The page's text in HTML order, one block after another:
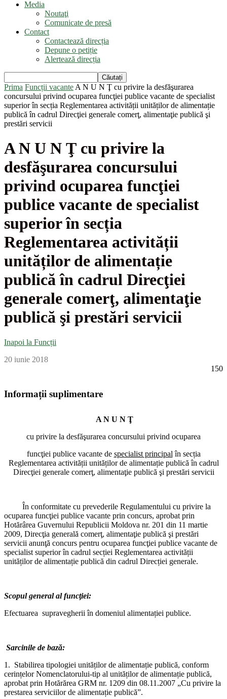
Media
Noutaţi
Comunicate de presă
Contact
Contactează direcția
Depune o petiție
Alertează direcția
Prima Funcții vacante A N U N Ţ cu privire la desfăşurarea
concursului privind ocuparea funcţiei publice vacante de specialist
superior în secția Reglementarea activității unităților de alimentație
publică în cadrul Direcţiei generale comerţ, alimentaţie publică şi
prestări servicii
A N U N Ţ cu privire la
desfăşurarea concursului
privind ocuparea funcţiei
publice vacante de specialist
superior în secția
Reglementarea activității
unităților de alimentație
publică în cadrul Direcţiei
generale comerţ, alimentaţie
publică şi prestări servicii
Inapoi la Funcții
20 iunie 2018
150
Informații suplimentare
A N U N Ţ
cu privire la desfăşurarea concursului privind ocuparea
funcţiei publice vacante de specialist principal în secția
Reglementarea activității unităților de alimentație publică în cadrul
Direcţiei generale comerţ, alimentaţie publică şi prestări servicii
În conformitate cu prevederile Regulamentului cu privire la
ocuparea funcţiei publice vacante prin concurs, aprobat prin
Hotărârea Guvernului Republicii Moldova nr. 201 din 11 martie
2009, Direcţia generală comerţ, alimentaţie publică şi prestări
servicii anunţă concurs pentru ocuparea funcţiei publice vacante de
specialist superior în cadrul secției Reglementarea activității
unităților de alimentație publică din cadrul Direcției generale.
Scopul general al funcţiei:
Efectuarea supravegherii în domeniul alimentației publice.
Sarcinile de bază:
1. Stabilirea tipologiei unităților de alimentație publică, conform
cerințelor Nomenclatorului-tip al unităților de alimentație publică,
aprobat prin Hotărărea GRM nr. 1209 din 08.11.2007 „Cu privire la
prestarea serviciilor de alimentație publică”.